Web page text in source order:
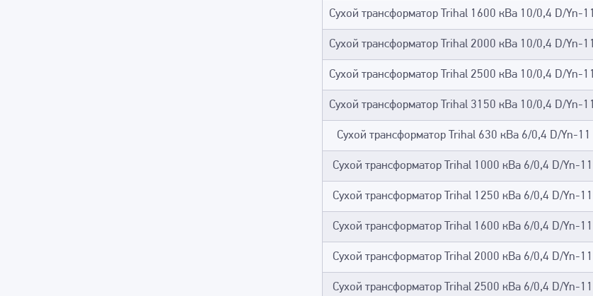
Сухой трансформатор Trihal 1600 кВа 10/0,4 D/Yn-11
Сухой трансформатор Trihal 2000 кВа 10/0,4 D/Yn-11
Сухой трансформатор Trihal 2500 кВа 10/0,4 D/Yn-11
Сухой трансформатор Trihal 3150 кВа 10/0,4 D/Yn-11
Сухой трансформатор Trihal 630 кВа 6/0,4 D/Yn-11
Сухой трансформатор Trihal 1000 кВа 6/0,4 D/Yn-11
Сухой трансформатор Trihal 1250 кВа 6/0,4 D/Yn-11
Сухой трансформатор Trihal 1600 кВа 6/0,4 D/Yn-11
Сухой трансформатор Trihal 2000 кВа 6/0,4 D/Yn-11
Сухой трансформатор Trihal 2500 кВа 6/0,4 D/Yn-11